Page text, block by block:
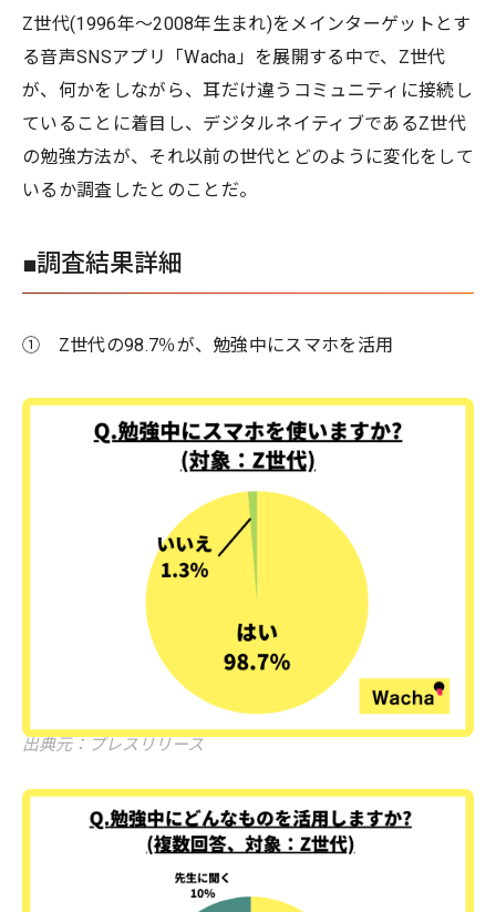
Z世代(1996年〜2008年生まれ)をメインターゲットとす
る音声SNSアプリ「Wacha」を展開する中で、Z世代
が、何かをしながら、耳だけ違うコミュニティに接続し
ていることに着目し、デジタルネイティブであるZ世代
の勉強方法が、それ以前の世代とどのように変化をして
いるか調査したとのことだ。
■調査結果詳細
① Z世代の98.7％が、勉強中にスマホを活用
出典元：プレスリリース